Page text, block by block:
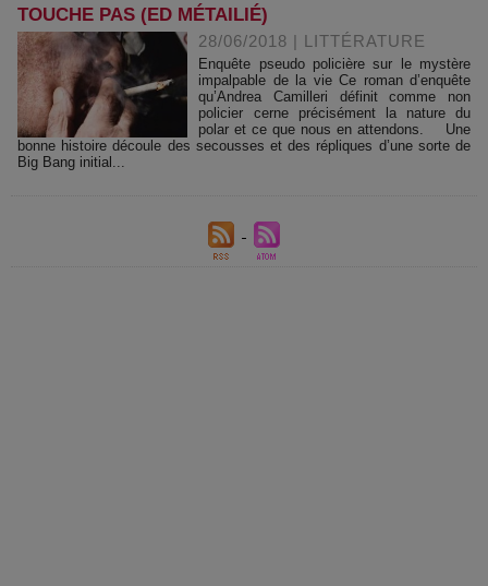
TOUCHE PAS (ED MÉTAILIÉ)
28/06/2018 | LITTÉRATURE
Enquête pseudo policière sur le mystère
impalpable de la vie Ce roman d’enquête
qu’Andrea Camilleri définit comme non
policier cerne précisément la nature du
polar et ce que nous en attendons. Une
bonne histoire découle des secousses et des répliques d’une sorte de
Big Bang initial...